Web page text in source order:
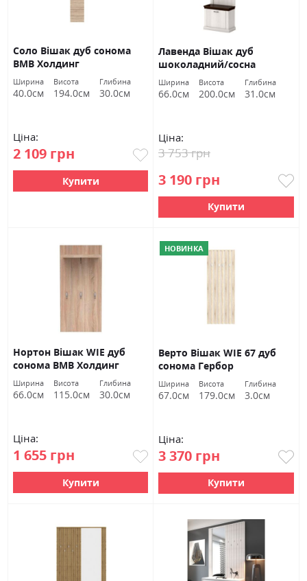
Соло Вішак дуб сонома
ВМВ Холдинг
Ширина
40.0см
Висота
194.0см
Глибина
30.0см
Ціна:
2 109 грн
Купити
Лавенда Вішак дуб
шоколадний/сосна
норвежська ВМВ Холдинг
Ширина
66.0см
Висота
200.0см
Глибина
31.0см
Ціна:
3 190 грн
3 753 грн
Купити
Нортон Вішак WIE дуб
сонома ВМВ Холдинг
Ширина
66.0см
Висота
115.0см
Глибина
30.0см
Ціна:
1 655 грн
Купити
НОВИНКА
Верто Вішак WIE 67 дуб
сонома Гербор
Ширина
67.0см
Висота
179.0см
Глибина
3.0см
Ціна:
3 370 грн
Купити